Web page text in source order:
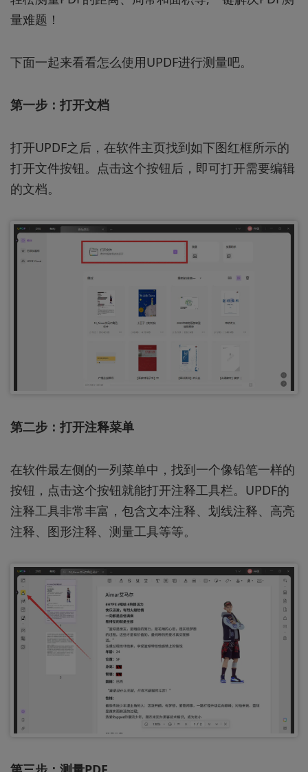
量难题！
下面一起来看看怎么使用UPDF进行测量吧。
第一步：打开文档
打开UPDF之后，在软件主页找到如下图红框所示的
打开文件按钮。点击这个按钮后，即可打开需要编辑
的文档。
第二步：打开注释菜单
在软件最左侧的一列菜单中，找到一个像铅笔一样的
按钮，点击这个按钮就能打开注释工具栏。UPDF的
注释工具非常丰富，包含文本注释、划线注释、高亮
注释、图形注释、测量工具等等。